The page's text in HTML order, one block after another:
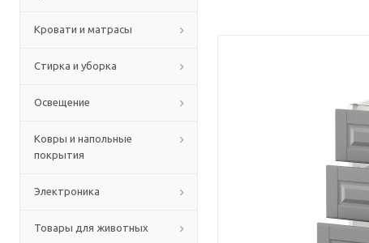
Кровати и матрасы
Стирка и уборка
Освещение
Ковры и напольные
покрытия
Электроника
Товары для животных